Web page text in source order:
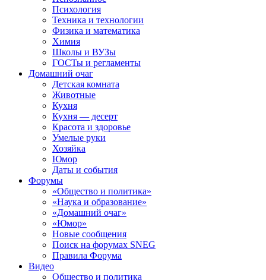
Психология
Техника и технологии
Физика и математика
Химия
Школы и ВУЗы
ГОСТы и регламенты
Домашний очаг
Детская комната
Животные
Кухня
Кухня — десерт
Красота и здоровье
Умелые руки
Хозяйка
Юмор
Даты и события
Форумы
«Общество и политика»
«Наука и образование»
«Домашний очаг»
«Юмор»
Новые сообщения
Поиск на форумах SNEG
Правила Форума
Видео
Общество и политика